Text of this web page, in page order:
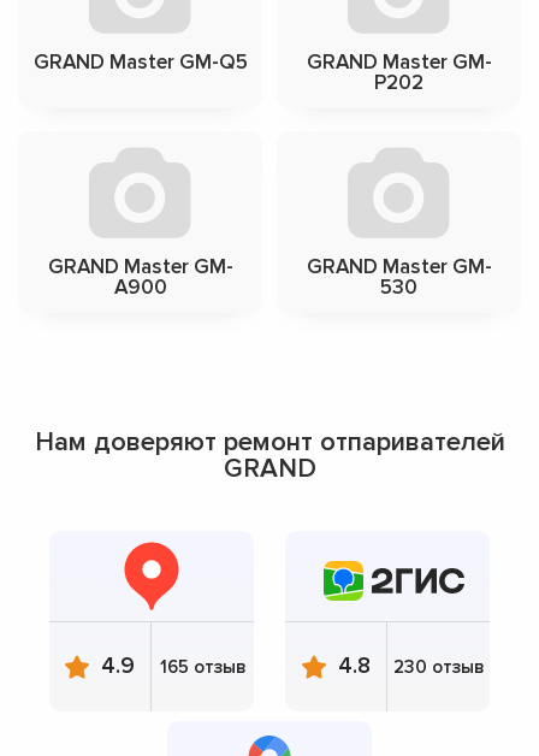
GRAND Master GM-Q5
GRAND Master GM-
P202
GRAND Master GM-
A900
GRAND Master GM-
530
Нам доверяют ремонт отпаривателей
GRAND
4.9 165 отзыв 4.8 230 отзыв